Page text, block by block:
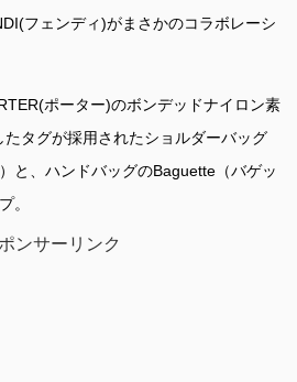
フェンディ)がまさかのコラボレーシ
ポーター)のボンデッドナイロン素
タグが採用されたショルダーバッグ
と、ハンドバッグのBaguette（バゲッ
。
ンサーリンク